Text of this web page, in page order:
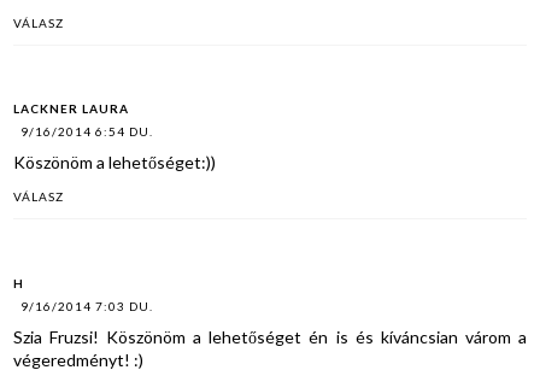
VÁLASZ
LACKNER LAURA
9/16/2014 6:54 DU.
Köszönöm a lehetőséget:))
VÁLASZ
H
9/16/2014 7:03 DU.
Szia Fruzsi! Köszönöm a lehetőséget én is és kíváncsian várom a
végeredményt! :)